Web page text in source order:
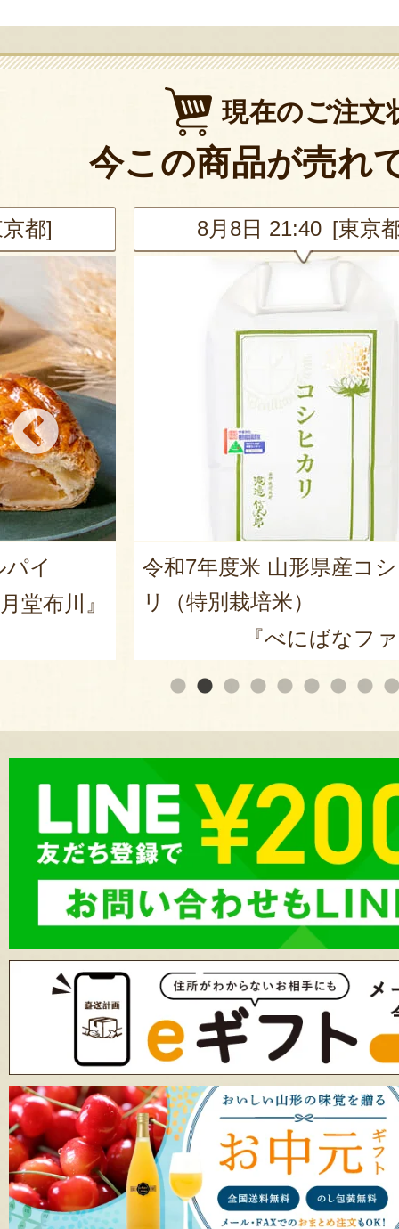
現在のご注文
今この商品が売れ
都]
シヒカ
8月8日 20:42 [兵庫
山形県産 尾花沢スイカ 大
皇ザ・スウィート」
『ARCO